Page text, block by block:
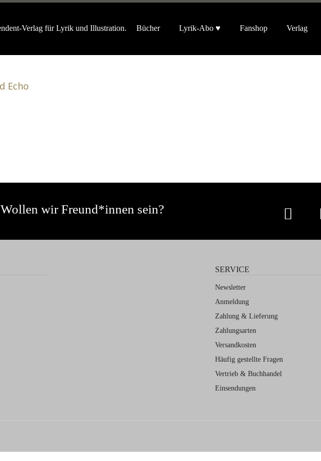
Bücher Lyrik-Abo ♥ Fanshop Verlag
Wollen wir Freund*innen sein?
SERVICE
Newsletter
Anmeldung
Zahlung & Lieferung
Zahlungsarten
Versandkosten
Häufig gestellte Fragen
Vertrieb & Buchhandel
Einsendungen